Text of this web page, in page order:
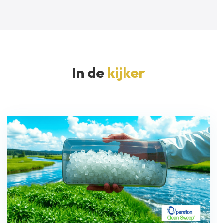
In de kijker